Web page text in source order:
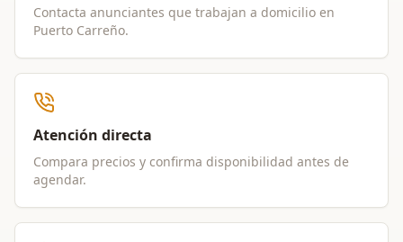
Contacta anunciantes que trabajan a domicilio en
Puerto Carreño.
Atención directa
Compara precios y confirma disponibilidad antes de
agendar.